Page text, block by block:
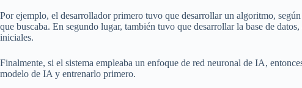
Por ejemplo, el desarrollador primero tuvo que desarrollar un algoritmo,
que buscaba. En segundo lugar, también tuvo que desarrollar la base de
iniciales.
Finalmente, si el sistema empleaba un enfoque de red neuronal de IA,
modelo de IA y entrenarlo primero.